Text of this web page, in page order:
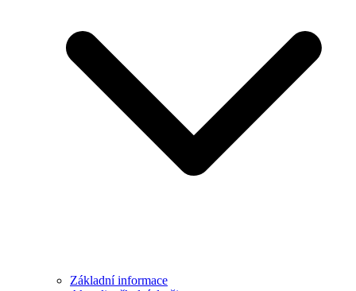
Základní informace